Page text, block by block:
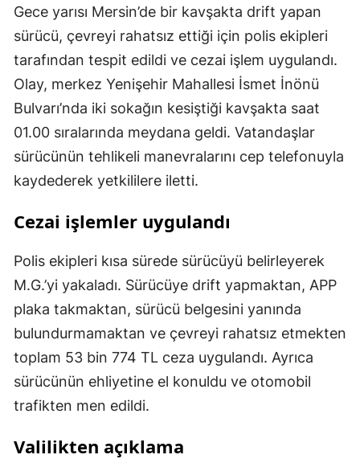
Gece yarısı Mersin’de bir kavşakta drift yapan
sürücü, çevreyi rahatsız ettiği için polis ekipleri
tarafından tespit edildi ve cezai işlem uygulandı.
Olay, merkez Yenişehir Mahallesi İsmet İnönü
Bulvarı’nda iki sokağın kesiştiği kavşakta saat
01.00 sıralarında meydana geldi. Vatandaşlar
sürücünün tehlikeli manevralarını cep telefonuyla
kaydederek yetkililere iletti.
Cezai işlemler uygulandı
Polis ekipleri kısa sürede sürücüyü belirleyerek
M.G.’yi yakaladı. Sürücüye drift yapmaktan, APP
plaka takmaktan, sürücü belgesini yanında
bulundurmamaktan ve çevreyi rahatsız etmekten
toplam 53 bin 774 TL ceza uygulandı. Ayrıca
sürücünün ehliyetine el konuldu ve otomobil
trafikten men edildi.
Valilikten açıklama